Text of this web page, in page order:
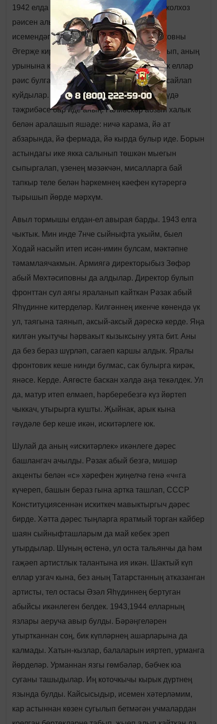
1942 елда Төрдәле авылында көтмәгәндә колхоз
рәисен алыштырып куйдылар. Будённый
исемендәге колхоз рәисе Афанасий Сериковны
Әгерҗе кирпеч заводына директор итеп алып, аның
урынына күрше «Йолдыз» колхозында озак еллар
рәис булган Галиәскәр абый Садыйковны сайлап
куйдылар. Белеме булмаса да, хуҗалык итүдә
тәҗрибәсе бар иде аның. Галиәскәр абзый халык
белән аралашып яшәде: ничә карама, йә ат
абзарында, йә фермада, йә кырда булыр иде. Борын
астындагы ике якка салынып төшкән мыегын
сыпыргалап, үзенең мәзәкчән, мисалларга бай
тапкыр теле белән һәркемнең кәефен күтәрергә
тырышып йөрде мәрхүм.
Авыл тормышы елдан-ел авырая барды. 1943 елга
чыктык. Мин инде 7нче сыйныфта укыйм, быел
Ходай насыйп итеп исән-имин булсам, мәктәпне
тәмамлаячакмын. Армиягә директорыбыз Зөфәр
абый Мөхтәсиповны да алдылар. Директор булып
фронттан сул аягы яраланып кайткан Рәзак абый
Яһүдинне китерделәр. Килгәннең икенче көнендә үк
ул, таягына таянып, аксый-аксый дәрескә керде. Яңа
килгән укытучы һәрвакыт кызыксыну уята бит. Аны
да без бераз шүрләп, сагаеп каршы алдык. Яралы
фронтовик кеше нинди булмас, сак булырга кирәк,
янәсе. Керде. Аягөсте баскан хәлдә аңа текәлдек. Ул
да, матур итеп елмаеп, һәрберебезгә күз йөртеп
чыккач, утырырга кушты. Җыйнак, арык кына
гәүдәле бер кеше икән, искитәрлеге юк.
Шулай да аның «искитәрлек» икәнлеге дәрес
башлангач ачылды. Рәзак абый безгә, мишәр
акценты белән «с» хәрефен җиңелчә генә «ч«га
күчереп, башын бераз гына артка ташлап, СССР
Конституциясеннән искиткеч мавыктыргыч дәрес
бирде. Хәтта дәрес тыңларга яратмый торган кайбер
шаян сыйныфташларым да май кебек эреп
утырдылар. Шуның өстенә, ул оста тальянчы да һәм
гаҗәеп артистлык талантына ия икән. Шактый күп
еллар узгач кына, без аның Татарстанның атказанган
артисты, тел остасы Әзәл Яһүдиннең бертуган
абыйсы икәнлеген белдек. 1943,1944 елларның
язлары аеруча авыр булды. Бәрәңгеләрен
утыртканнан соң, бик күпләрнең ашарларына да
калмады. Хатын-кызлар, балаларын ияртеп, урманга
йөрделәр. Урманнан язгы гөмбәләр, бәбчек юа
суганы ташыдылар. Иң коточкычы кырык дүртнең
язында булды. Кайсысыдыр, исемен хәтерләмим,
кар астыннан көзен сугылып бетмәгән учмалардан